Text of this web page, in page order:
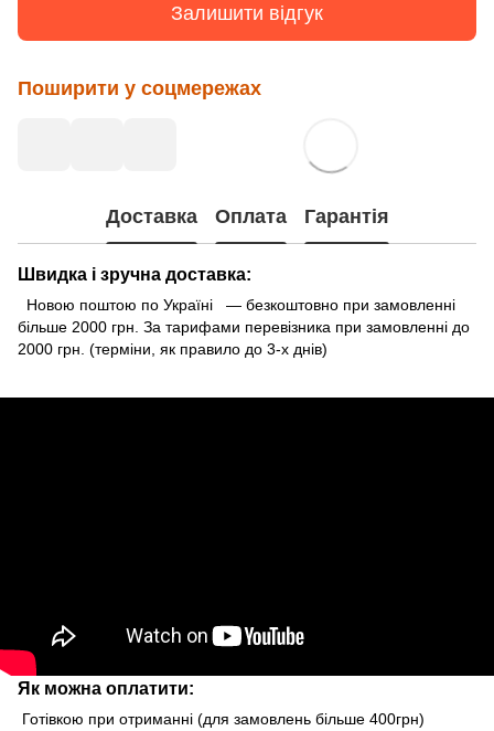
Залишити відгук
Поширити у соцмережах
Доставка Оплата Гарантія
Швидка і зручна доставка:
Новою поштою по Україні — безкоштовно при замовленні
більше 2000 грн. За тарифами перевізника при замовленні до
2000 грн. (терміни, як правило до 3-х днів)
Як можна оплатити:
Готівкою при отриманні (для замовлень більше 400грн)